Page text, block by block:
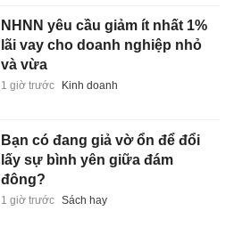
NHNN yêu cầu giảm ít nhất 1%
lãi vay cho doanh nghiệp nhỏ
và vừa
1 giờ trước Kinh doanh
Bạn có đang giả vờ ổn để đổi
lấy sự bình yên giữa đám
đông?
1 giờ trước Sách hay